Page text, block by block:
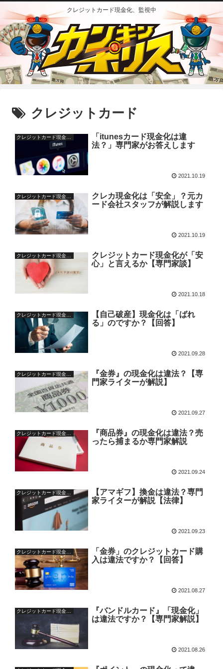
クレジットカード現金化、監視中
クレジットカード
クレジットカード現金化の疑問
「itunesカード現金化は違
法？」専門家がお答えします
2021.10.19
クレジットカード現金化の基本
クレカ現金化は「安全」？元カ
ード会社スタッフが解説します
2021.10.19
クレジットカード現金化の基本
クレジットカード現金化が「安
心」と言えるか【専門家談】
2021.10.18
【自己破産】現金化は「ばれ
る」のですか？【回答】
2021.09.28
『金券』の現金化は違法？【専
門家ライターが解説】
2021.09.27
『商品券』の現金化は違法？売
ったら捕まるか専門家解説
2021.09.24
【アマギフ】換金は違法？専門
家ライターが解説【法律】
2021.09.23
「金券」のクレジットカード購
入は違法ですか？【回答】
2021.08.27
『バンドルカード』「現金化」
は違法ですか？【専門家解説】
2021.08.26